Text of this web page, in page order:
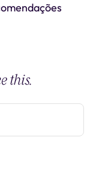
this.